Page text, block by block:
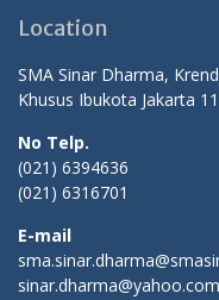
Location
SMA Sinar Dharma,
Khusus Ibukota Jakarta
No Telp.
(021) 6394636
(021) 6316701
E-mail
sinar.dharma@yahoo.com